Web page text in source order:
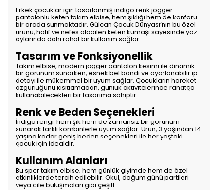
Erkek çocuklar için tasarlanmış indigo renk jogger
pantolonlu keten takım elbise, hem şıklığı hem de konforu
bir arada sunmaktadır. Gülcan Çocuk Dünyası’nın bu özel
ürünü, hafif ve nefes alabilen keten kumaşı sayesinde yaz
aylarında dahi rahat bir kullanım sağlar.
Tasarım ve Fonksiyonellik
Takım elbise, modern jogger pantolon kesimi ile dinamik
bir görünüm sunarken, esnek bel bandı ve ayarlanabilir ip
detayı ile mükemmel bir uyum sağlar. Çocukların hareket
özgürlüğünü kısıtlamadan, günlük aktivitelerinde rahatça
kullanabilecekleri bir tasarıma sahiptir.
Renk ve Beden Seçenekleri
İndigo rengi, hem şık hem de zamansız bir görünüm
sunarak farklı kombinlerle uyum sağlar. Ürün, 3 yaşından 14
yaşına kadar geniş beden seçenekleri ile her yaştaki
çocuk için idealdir.
Kullanım Alanları
Bu spor takım elbise, hem günlük giyimde hem de özel
etkinliklerde tercih edilebilir. Okul, doğum günü partileri
veya aile buluşmaları gibi çeşitl